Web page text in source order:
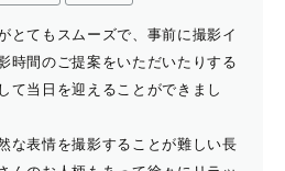
とてもスムーズで、事前に撮影イ
時間のご提案をいただいたりする
て当日を迎えることができまし
な表情を撮影することが難しい長